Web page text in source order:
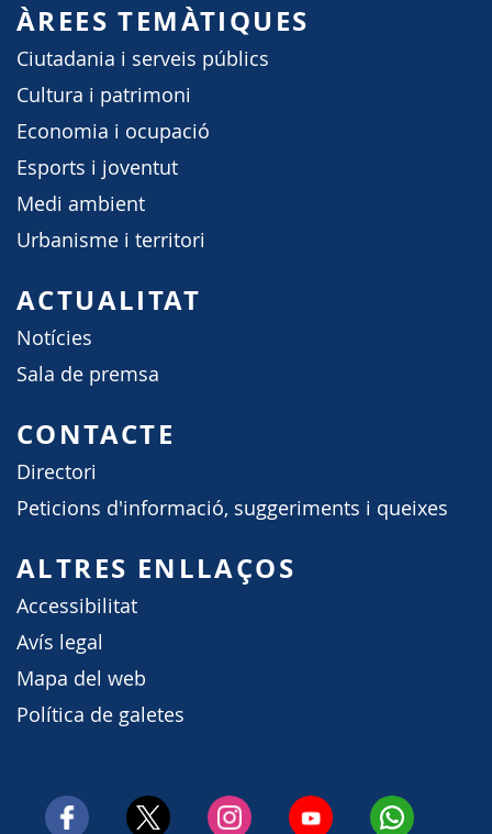
ÀREES TEMÀTIQUES
Ciutadania i serveis públics
Cultura i patrimoni
Economia i ocupació
Esports i joventut
Medi ambient
Urbanisme i territori
ACTUALITAT
Notícies
Sala de premsa
CONTACTE
Directori
Peticions d'informació, suggeriments i queixes
ALTRES ENLLAÇOS
Accessibilitat
Avís legal
Mapa del web
Política de galetes